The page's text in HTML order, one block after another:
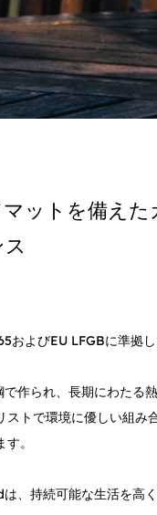
ットを備えた
よびEU LFGBに準拠
作られ、長期にわたる
ストで環境に優しい組み
。
、持続可能な生活を高